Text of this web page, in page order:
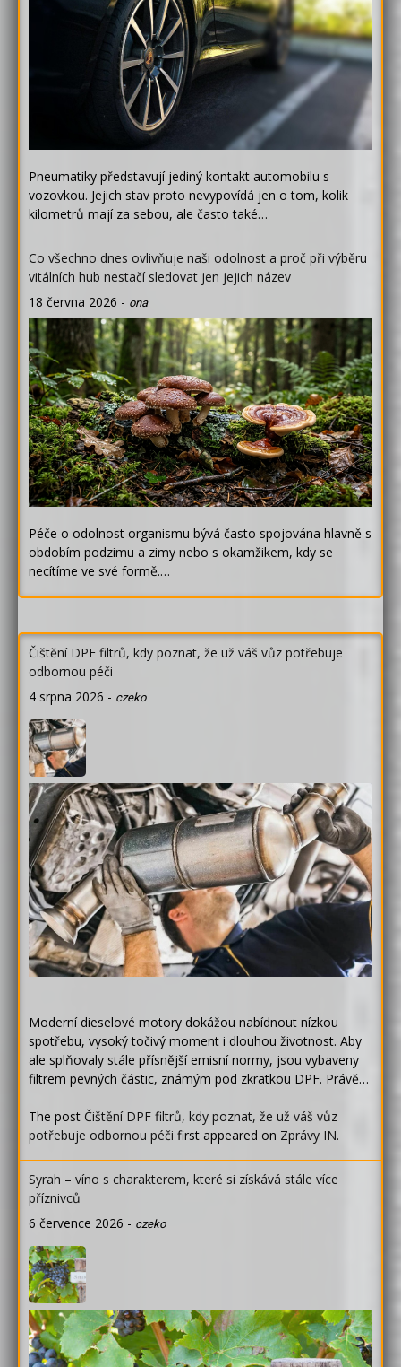
Pneumatiky představují jediný kontakt automobilu s
vozovkou. Jejich stav proto nevypovídá jen o tom, kolik
kilometrů mají za sebou, ale často také…
Co všechno dnes ovlivňuje naši odolnost a proč při výběru
vitálních hub nestačí sledovat jen jejich název
18 června 2026 - ona
Péče o odolnost organismu bývá často spojována hlavně s
obdobím podzimu a zimy nebo s okamžikem, kdy se
necítíme ve své formě.…
Čištění DPF filtrů, kdy poznat, že už váš vůz potřebuje
odbornou péči
4 srpna 2026 - czeko
Moderní dieselové motory dokážou nabídnout nízkou
spotřebu, vysoký točivý moment i dlouhou životnost. Aby
ale splňovaly stále přísnější emisní normy, jsou vybaveny
filtrem pevných částic, známým pod zkratkou DPF. Právě…
The post Čištění DPF filtrů, kdy poznat, že už váš vůz
potřebuje odbornou péči first appeared on Zprávy IN.
Syrah – víno s charakterem, které si získává stále více
příznivců
6 července 2026 - czeko